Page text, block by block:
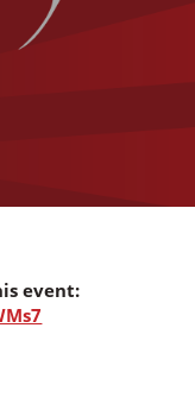
event: